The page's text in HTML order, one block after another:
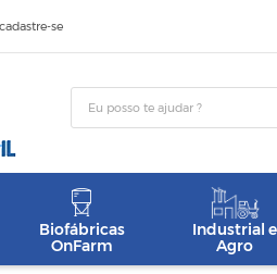
cadastre-se
Biofábricas
OnFarm
Industrial e
Agro